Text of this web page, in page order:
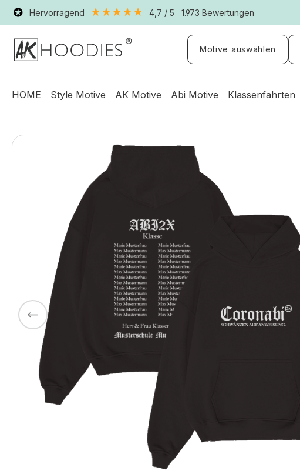
Hervorragend 4,7 / 5 1.973 Bewertungen
Motive auswählen
HOME Style Motive AK Motive Abi Motive Klassenfahrten